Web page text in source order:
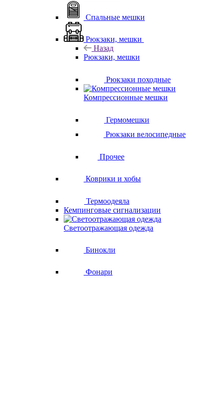
Спальные мешки
Рюкзаки, мешки
Назад
Рюкзаки, мешки
Рюкзаки походные
Компрессионные мешки
Гермомешки
Рюкзаки велосипедные
Прочее
Коврики и хобы
Термоодеяла
Кемпинговые сигнализации
Светоотражающая одежда
Бинокли
Фонари